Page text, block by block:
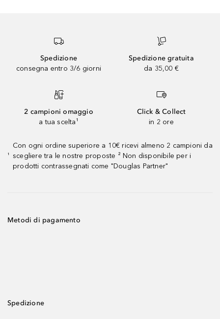
Spedizione
consegna entro 3/6 giorni
Spedizione gratuita
da 35,00 €
2 campioni omaggio
a tua scelta¹
Click & Collect
in 2 ore
¹
Con ogni ordine superiore a 10€ ricevi almeno 2 campioni da
scegliere tra le nostre proposte ² Non disponibile per i
prodotti contrassegnati come "Douglas Partner"
Metodi di pagamento
Spedizione